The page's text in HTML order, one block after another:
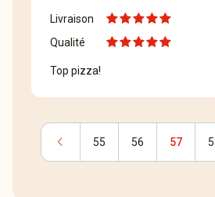
Livraison
Qualité
Top pizza!
chevron_left 55 56 57